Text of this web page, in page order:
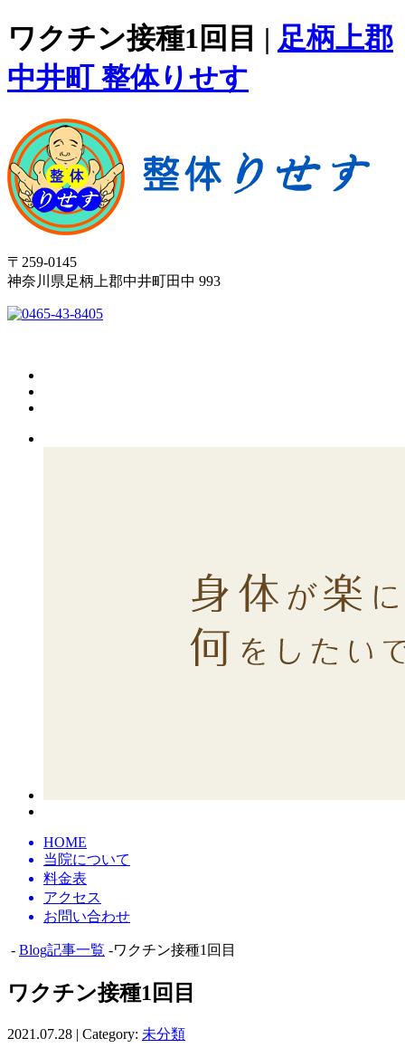
ワクチン接種1回目 | 足柄上郡
中井町 整体りせす
〒259-0145
神奈川県足柄上郡中井町田中 993
HOME
当院について
料金表
アクセス
お問い合わせ
- Blog記事一覧 -ワクチン接種1回目
ワクチン接種1回目
2021.07.28 | Category: 未分類